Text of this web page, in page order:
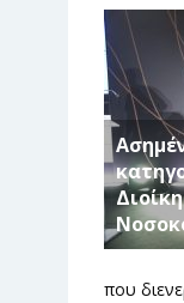
που